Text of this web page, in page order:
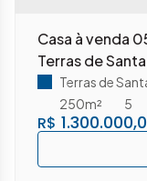
Casa à venda
Terras de
´Oeste/SP.
R$
Terras de
5
250m²